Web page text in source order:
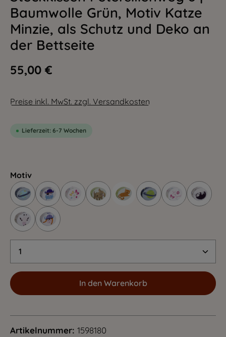
Baumwolle Grün, Motiv Katze
Minzie, als Schutz und Deko an
der Bettseite
55,00 €
Preise inkl. MwSt. zzgl. Versandkosten
Lieferzeit: 6-7 Wochen
Motiv
Produkt Anzahl: Gib den gewünschten
In den Warenkorb
Artikelnummer: 1598180